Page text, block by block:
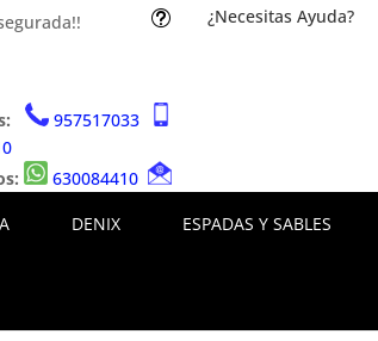
t ¿Necesitas Ayuda?
957517033
630084410
DENIX ESPADAS Y SABLES